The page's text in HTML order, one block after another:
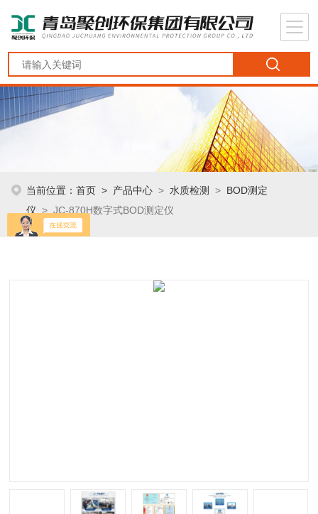
当前位置：首页 > 产品中心 >水质检测 > BOD测定
仪 > JC-870H数字式BOD测定仪